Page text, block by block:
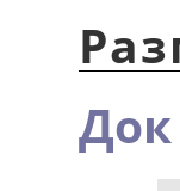
Док